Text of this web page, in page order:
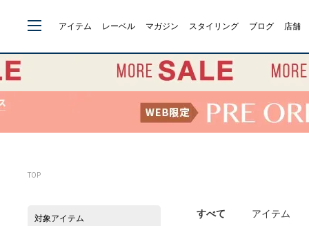
アイテム レーベル マガジン スタイリング ブログ 店舗
TOP
すべて アイテム
対象アイテム